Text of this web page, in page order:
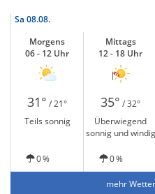
Sa 08.08.
Morgens
06 - 12 Uhr
Mittags
12 - 18 Uhr
31° / 21° 35° / 32°
Teils sonnig
Überwiegend
sonnig und windig
0 %
0 %
mehr